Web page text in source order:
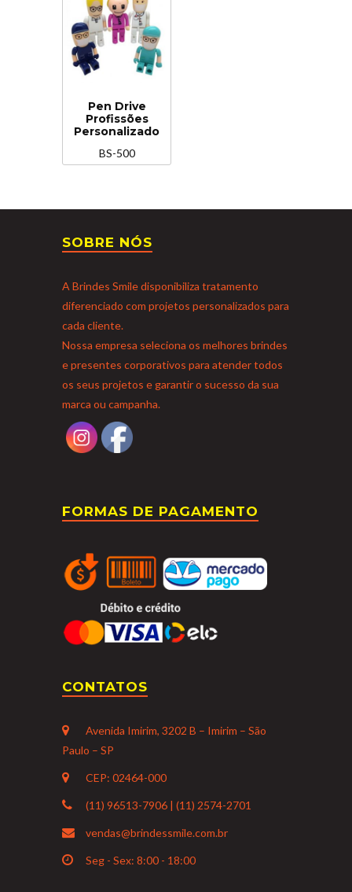
Pen Drive
Profissões
Personalizado
BS-500
SOBRE NÓS
A Brindes Smile disponibiliza tratamento
diferenciado com projetos personalizados para
cada cliente.
Nossa empresa seleciona os melhores brindes
e presentes corporativos para atender todos
os seus projetos e garantir o sucesso da sua
marca ou campanha.
FORMAS DE PAGAMENTO
CONTATOS
Avenida Imirim, 3202 B – Imirim – São
Paulo – SP
CEP: 02464-000
(11) 96513-7906 | (11) 2574-2701
vendas@brindessmile.com.br
Seg - Sex: 8:00 - 18:00